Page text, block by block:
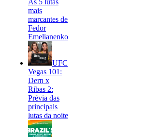
As 5 lutas
mais
marcantes de
Fedor
Emelianenko
UFC
Vegas 101:
Dern x
Ribas 2:
Prévia das
principais
lutas da noite